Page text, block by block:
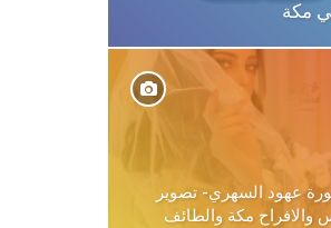
عهود السهري- تصوير
والافراح مكة والطائف